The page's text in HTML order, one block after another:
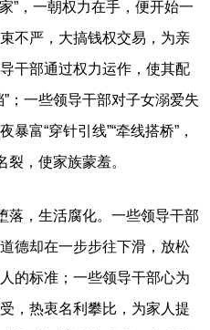
”，一朝权力在手，便开始一
不严，大搞钱权交易，为亲
干部通过权力运作，使其配
；一些领导干部对子女溺爱失
富“穿针引线”“牵线搭桥”，
裂，使家族蒙羞。
，生活腐化。一些领导干部
德却在一步步往下滑，放松
的标准；一些领导干部心为
，热衷名利攀比，为家人提